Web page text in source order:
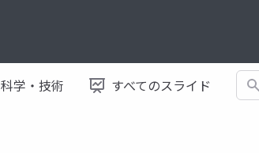
科学・技術 すべてのスライド 検索